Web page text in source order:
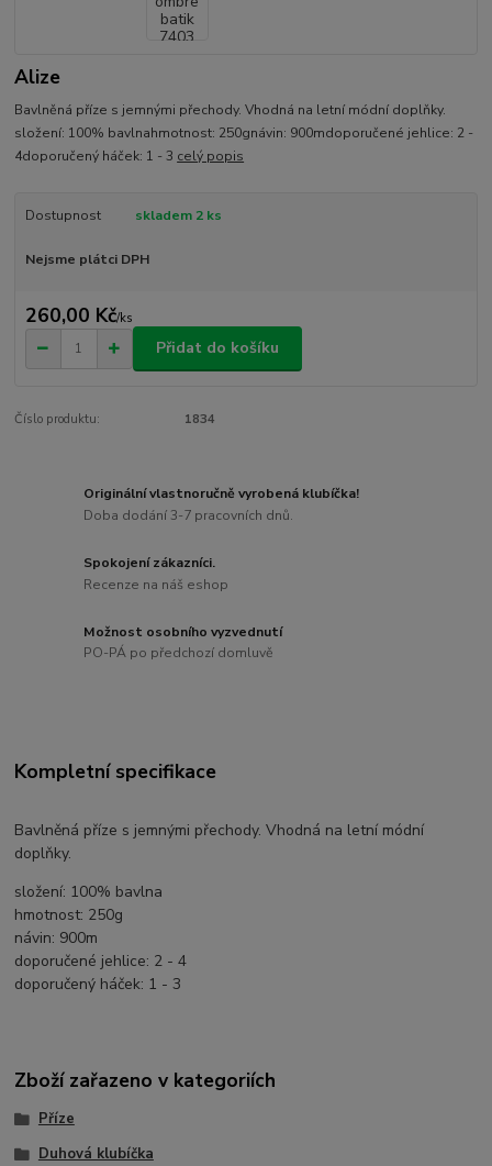
Alize
Bavlněná příze s jemnými přechody. Vhodná na letní módní doplňky.
složení: 100% bavlnahmotnost: 250gnávin: 900mdoporučené jehlice: 2 -
4doporučený háček: 1 - 3 celý popis
Dostupnost skladem 2 ks
Nejsme plátci DPH
260,00 Kč/ks
Přidat do košíku
Číslo produktu: 1834
Originální vlastnoručně vyrobená klubíčka!
Doba dodání 3-7 pracovních dnů.
Spokojení zákazníci.
Recenze na náš eshop
Možnost osobního vyzvednutí
PO-PÁ po předchozí domluvě
Kompletní specifikace
Bavlněná příze s jemnými přechody. Vhodná na letní módní
doplňky.
složení: 100% bavlna
hmotnost: 250g
návin: 900m
doporučené jehlice: 2 - 4
doporučený háček: 1 - 3
Zboží zařazeno v kategoriích
Příze
Duhová klubíčka